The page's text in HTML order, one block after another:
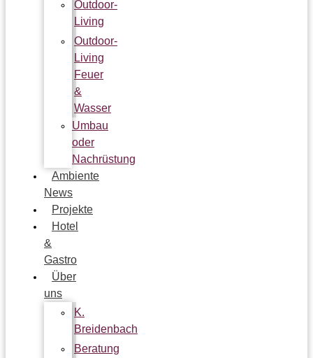
Outdoor-
Living
Outdoor-
Living
Feuer
&
Wasser
Umbau
oder
Nachrüstung
Ambiente
News
Projekte
Hotel
&
Gastro
Über
uns
K.
Breidenbach
Beratung